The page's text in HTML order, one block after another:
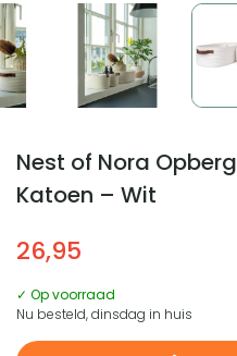
Nest of Nora
Katoen – Wit
26,95
✓ Op voorraad
Nu besteld, dinsdag in huis